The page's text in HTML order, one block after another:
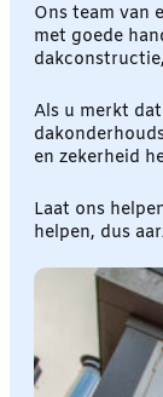
Ons team van
met goede
Als u merkt
en zekerheid
Laat ons
helpen, dus